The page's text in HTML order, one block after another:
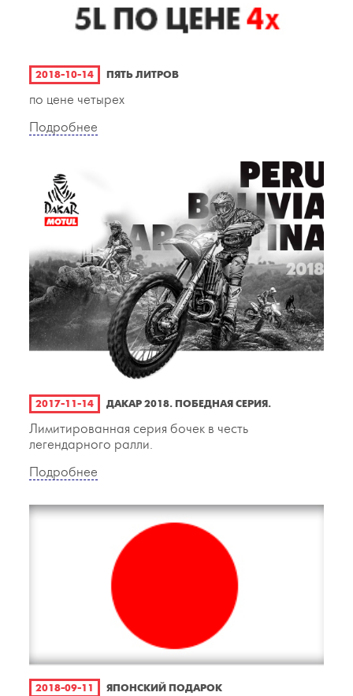
2018-10-14 ПЯТЬ ЛИТРОВ
по цене четырех
Подробнее
2017-11-14 ДАКАР 2018. ПОБЕДНАЯ СЕРИЯ.
Лимитированная серия бочек в честь
легендарного ралли.
Подробнее
2018-09-11 ЯПОНСКИЙ ПОДАРОК